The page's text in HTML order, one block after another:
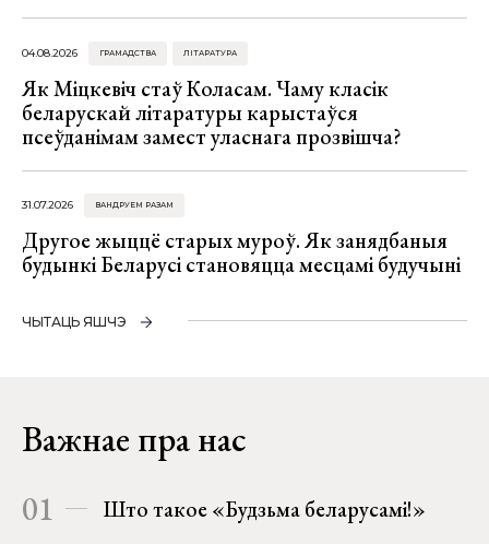
04.08.2026 ГРАМАДСТВА ЛІТАРАТУРА
Як Міцкевіч стаў Коласам. Чаму класік
беларускай літаратуры карыстаўся
псеўданімам замест уласнага прозвішча?
31.07.2026 ВАНДРУЕМ РАЗАМ
Другое жыццё старых муроў. Як занядбаныя
будынкі Беларусі становяцца месцамі будучыні
ЧЫТАЦЬ ЯШЧЭ
Важнае пра нас
01 Што такое «Будзьма беларусамі!»